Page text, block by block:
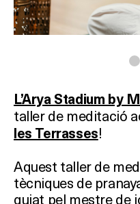
L’Arya Stadium by
taller de meditació
les Terrasses!
Aquest taller de
tècniques de
guiat pel mestre de